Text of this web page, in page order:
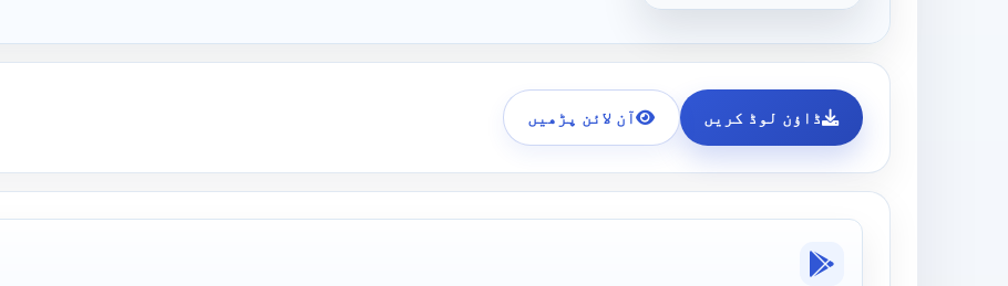
ڈاؤن لوڈ کریں آن لائن پڑھیں